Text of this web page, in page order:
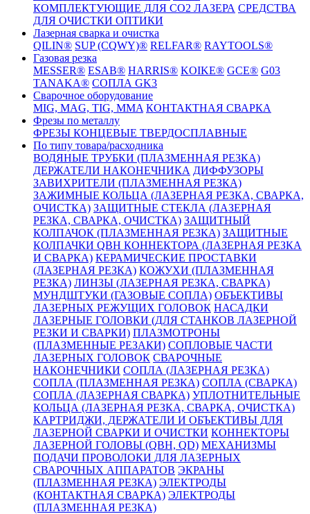
КОМПЛЕКТУЮЩИЕ ДЛЯ CO2 ЛАЗЕРА СРЕДСТВА
ДЛЯ ОЧИСТКИ ОПТИКИ
Лазерная сварка и очистка
QILIN® SUP (CQWY)® RELFAR® RAYTOOLS®
Газовая резка
MESSER® ESAB® HARRIS® KOIKE® GCE® G03
TANAKA® СОПЛА GK3
Сварочное оборудование
MIG, MAG, TIG, MMA КОНТАКТНАЯ СВАРКА
Фрезы по металлу
ФРЕЗЫ КОНЦЕВЫЕ ТВЕРДОСПЛАВНЫЕ
По типу товара/расходника
ВОДЯНЫЕ ТРУБКИ (ПЛАЗМЕННАЯ РЕЗКА)
ДЕРЖАТЕЛИ НАКОНЕЧНИКА ДИФФУЗОРЫ
ЗАВИХРИТЕЛИ (ПЛАЗМЕННАЯ РЕЗКА)
ЗАЖИМНЫЕ КОЛЬЦА (ЛАЗЕРНАЯ РЕЗКА, СВАРКА,
ОЧИСТКА) ЗАЩИТНЫЕ СТЕКЛА (ЛАЗЕРНАЯ
РЕЗКА, СВАРКА, ОЧИСТКА) ЗАЩИТНЫЙ
КОЛПАЧОК (ПЛАЗМЕННАЯ РЕЗКА) ЗАЩИТНЫЕ
КОЛПАЧКИ QBH КОННЕКТОРА (ЛАЗЕРНАЯ РЕЗКА
И СВАРКА) КЕРАМИЧЕСКИЕ ПРОСТАВКИ
(ЛАЗЕРНАЯ РЕЗКА) КОЖУХИ (ПЛАЗМЕННАЯ
РЕЗКА) ЛИНЗЫ (ЛАЗЕРНАЯ РЕЗКА, СВАРКА)
МУНДШТУКИ (ГАЗОВЫЕ СОПЛА) ОБЪЕКТИВЫ
ЛАЗЕРНЫХ РЕЖУЩИХ ГОЛОВОК НАСАДКИ
ЛАЗЕРНЫЕ ГОЛОВКИ (ДЛЯ СТАНКОВ ЛАЗЕРНОЙ
РЕЗКИ И СВАРКИ) ПЛАЗМОТРОНЫ
(ПЛАЗМЕННЫЕ РЕЗАКИ) СОПЛОВЫЕ ЧАСТИ
ЛАЗЕРНЫХ ГОЛОВОК СВАРОЧНЫЕ
НАКОНЕЧНИКИ СОПЛА (ЛАЗЕРНАЯ РЕЗКА)
СОПЛА (ПЛАЗМЕННАЯ РЕЗКА) СОПЛА (СВАРКА)
СОПЛА (ЛАЗЕРНАЯ СВАРКА) УПЛОТНИТЕЛЬНЫЕ
КОЛЬЦА (ЛАЗЕРНАЯ РЕЗКА, СВАРКА, ОЧИСТКА)
КАРТРИДЖИ, ДЕРЖАТЕЛИ И ОБЪЕКТИВЫ ДЛЯ
ЛАЗЕРНОЙ СВАРКИ И ОЧИСТКИ КОННЕКТОРЫ
ЛАЗЕРНОЙ ГОЛОВЫ (QBH, QD) МЕХАНИЗМЫ
ПОДАЧИ ПРОВОЛОКИ ДЛЯ ЛАЗЕРНЫХ
СВАРОЧНЫХ АППАРАТОВ ЭКРАНЫ
(ПЛАЗМЕННАЯ РЕЗКА) ЭЛЕКТРОДЫ
(КОНТАКТНАЯ СВАРКА) ЭЛЕКТРОДЫ
(ПЛАЗМЕННАЯ РЕЗКА)